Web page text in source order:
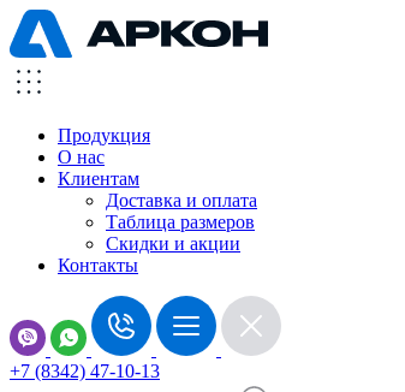
Продукция
О нас
Клиентам
Доставка и оплата
Таблица размеров
Скидки и акции
Контакты
+7 (8342) 47-10-13